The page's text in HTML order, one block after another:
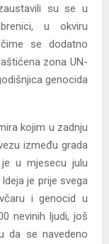
su se u
u okviru
se dodatno
zona UN-
genocida
kojim u zadnju
između grada
u mjesecu julu
je prije svega
i genocid u
nevinih ljudi, još
da se navedeno